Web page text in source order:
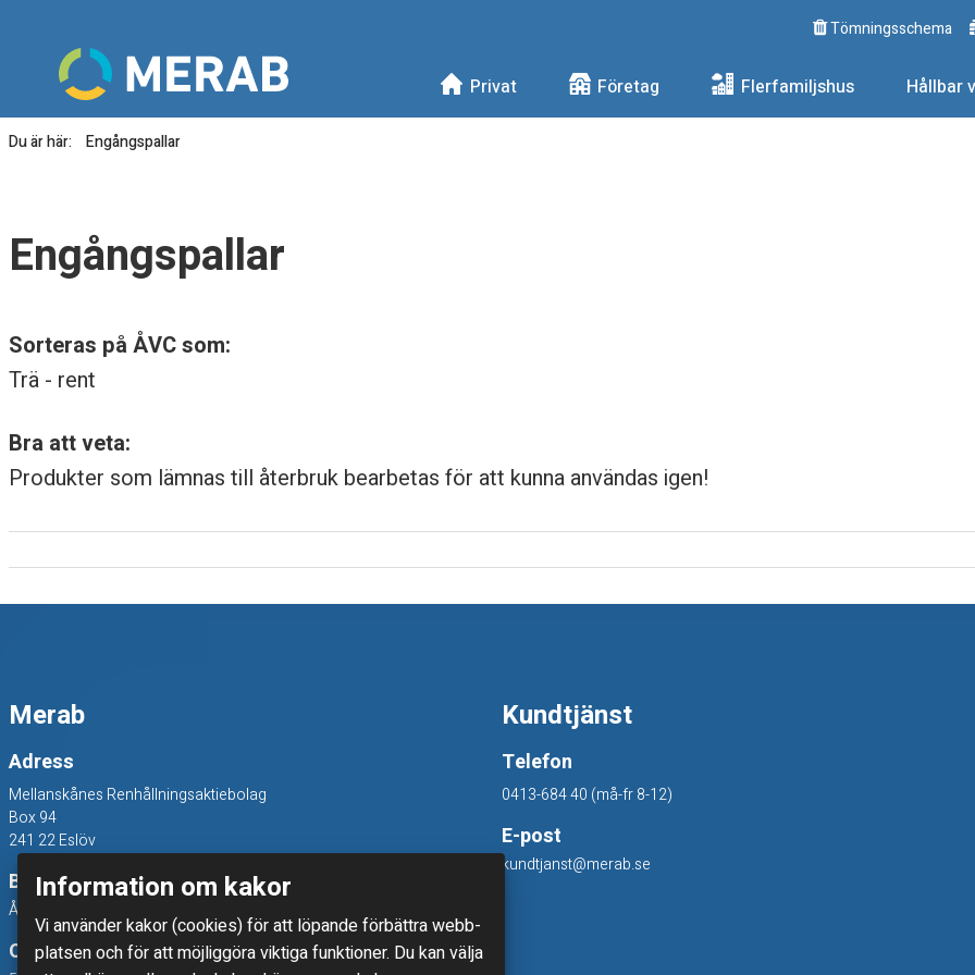
Tömningsschema
Mellanskånes Renhållnings AB
Privat Företag Flerfamiljshus Hållbar
Du är här: Engångspallar
n
g
å
n
g
s
p
a
a
r
Engångspallar
Sorteras på ÅVC som:
Trä - rent
Bra att veta:
Produkter som lämnas till återbruk bearbetas för att kunna användas igen!
Merab
Adress
Mellanskånes Renhållningsaktiebolag
Box 94
241 22 Eslöv
Besöksadress
Åkerivägen 3, 241 38 Eslöv
Organisationsnummer
Kundtjänst
Telefon
0413-684 40 (må-fr 8-12)
E-post
kundtjanst@merab.se
Information om kakor
Vi använder kakor (cookies) för att löpande förbättra webb­
platsen och för att möjlig­göra viktiga funktioner. Du kan välja